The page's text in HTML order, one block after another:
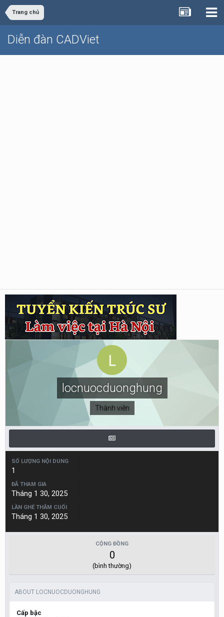
Trang chủ
Diễn đàn CADViet
locnuocduonghung
Thành viên
SỐ LƯỢNG NỘI DUNG
1
ĐÃ THAM GIA
Tháng 1 30, 2025
LẦN GHÉ THĂM CUỐI
Tháng 1 30, 2025
CỘNG ĐỒNG
0
(bình thường)
ABOUT LOCNUOCDUONGHUNG
Cấp bậc